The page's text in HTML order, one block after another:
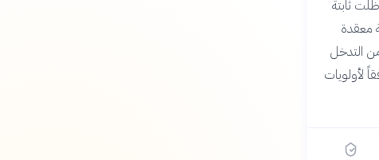
ثابتة
معقدة
من التدخل
لأولويات